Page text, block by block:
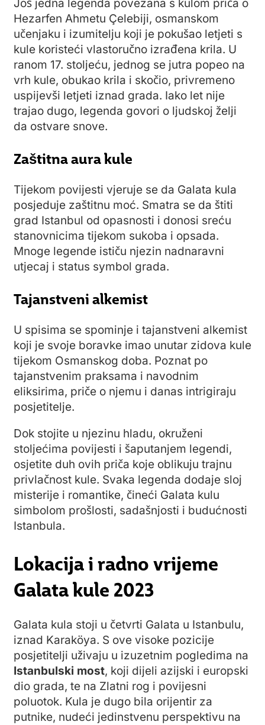
Još jedna legenda povezana s kulom priča o
Hezarfen Ahmetu Çelebiji, osmanskom
učenjaku i izumitelju koji je pokušao letjeti s
kule koristeći vlastoručno izrađena krila. U
ranom 17. stoljeću, jednog se jutra popeo na
vrh kule, obukao krila i skočio, privremeno
uspijevši letjeti iznad grada. Iako let nije
trajao dugo, legenda govori o ljudskoj želji
da ostvare snove.
Zaštitna aura kule
Tijekom povijesti vjeruje se da Galata kula
posjeduje zaštitnu moć. Smatra se da štiti
grad Istanbul od opasnosti i donosi sreću
stanovnicima tijekom sukoba i opsada.
Mnoge legende ističu njezin nadnaravni
utjecaj i status symbol grada.
Tajanstveni alkemist
U spisima se spominje i tajanstveni alkemist
koji je svoje boravke imao unutar zidova kule
tijekom Osmanskog doba. Poznat po
tajanstvenim praksama i navodnim
eliksirima, priče o njemu i danas intrigiraju
posjetitelje.
Dok stojite u njezinu hladu, okruženi
stoljećima povijesti i šaputanjem legendi,
osjetite duh ovih priča koje oblikuju trajnu
privlačnost kule. Svaka legenda dodaje sloj
misterije i romantike, čineći Galata kulu
simbolom prošlosti, sadašnjosti i budućnosti
Istanbula.
Lokacija i radno vrijeme
Galata kule 2023
Galata kula stoji u četvrti Galata u Istanbulu,
iznad Karaköya. S ove visoke pozicije
posjetitelji uživaju u izuzetnim pogledima na
Istanbulski most, koji dijeli azijski i europski
dio grada, te na Zlatni rog i povijesni
poluotok. Kula je dugo bila orijentir za
putnike, nudeći jedinstvenu perspektivu na